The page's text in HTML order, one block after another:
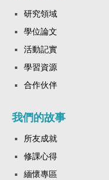
研究領域
學位論文
活動記實
學習資源
合作伙伴
我們的故事
所友成就
修課心得
緬懷專區